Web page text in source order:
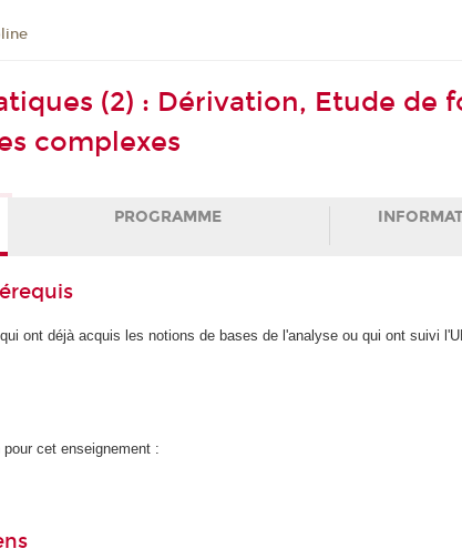
(2) : Dérivation, Etude
complexes
PROGRAMME
ont déjà acquis les notions de bases de l'analyse ou qui ont suivi
cet enseignement :